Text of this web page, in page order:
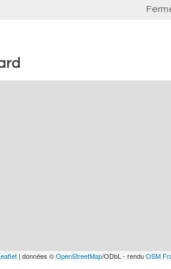
| données ©OpenStreetMap/ODbL - renduOSM